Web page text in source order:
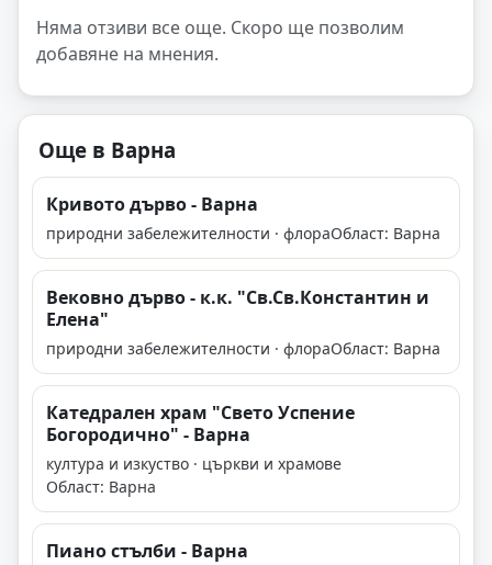
Няма отзиви все още. Скоро ще позволим
добавяне на мнения.
Още в Варна
Кривото дърво - Варна
природни забележителности · флораОбласт: Варна
Вековно дърво - к.к. "Св.Св.Константин и
Елена"
природни забележителности · флораОбласт: Варна
Катедрален храм "Свето Успение
Богородично" - Варна
култура и изкуство · църкви и храмове
Област: Варна
Пиано стълби - Варна